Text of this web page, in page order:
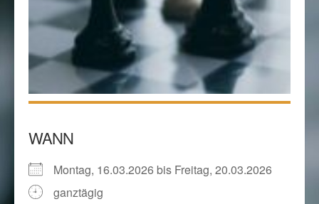
WANN
Montag, 16.03.2026 bis Freitag, 20.03.2026
ganztägig